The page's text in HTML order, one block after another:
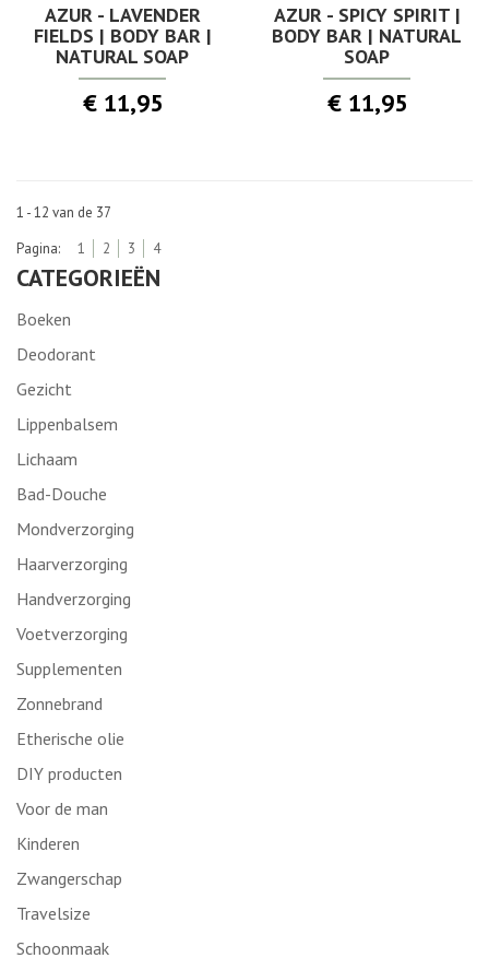
AZUR - LAVENDER
FIELDS | BODY BAR |
NATURAL SOAP
€ 11,95
AZUR - SPICY SPIRIT |
BODY BAR | NATURAL
SOAP
€ 11,95
1 - 12 van de 37
Pagina:
1 2 3 4
CATEGORIEËN
Boeken
Deodorant
Gezicht
Lippenbalsem
Lichaam
Bad-Douche
Mondverzorging
Haarverzorging
Handverzorging
Voetverzorging
Supplementen
Zonnebrand
Etherische olie
DIY producten
Voor de man
Kinderen
Zwangerschap
Travelsize
Schoonmaak